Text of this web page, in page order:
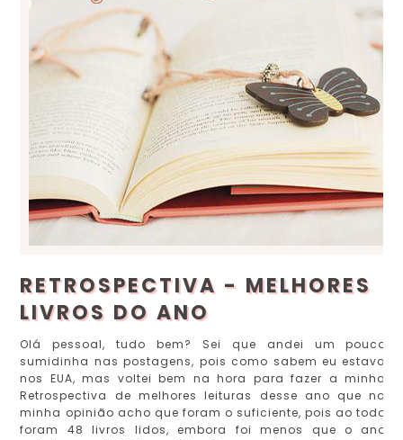
RETROSPECTIVA - MELHORES
LIVROS DO ANO
Olá pessoal, tudo bem? Sei que andei um pouco
sumidinha nas postagens, pois como sabem eu estava
nos EUA, mas voltei bem na hora para fazer a minha
Retrospectiva de melhores leituras desse ano que na
minha opinião acho que foram o suficiente, pois ao todo
foram 48 livros lidos, embora foi menos que o ano